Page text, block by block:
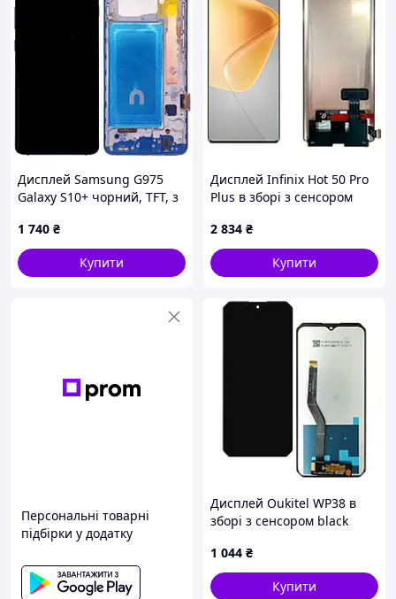
Дисплей Samsung G975
Galaxy S10+ чорний, TFT, з
кольору, Prism Blue
1 740 ₴
Купити
Дисплей Infinix Hot 50 Pro
Plus в зборі з сенсором
2 834 ₴
Купити
Персональні товарні
підбірки у додатку
Дисплей Oukitel WP38 в
зборі з сенсором black
1 044 ₴
Купити